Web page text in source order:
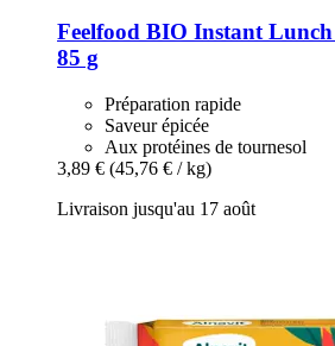
Feelfood BIO Instant
85 g
Préparation rapide
Saveur épicée
Aux protéines de tournesol
3,89 € (45,76 € / kg)
Livraison jusqu'au 17 août